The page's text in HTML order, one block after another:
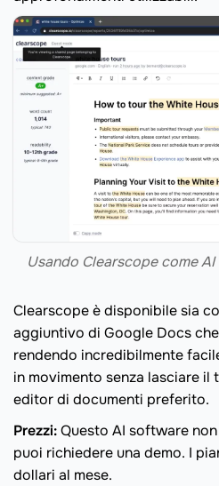
Usando Clearscope come
Clearscope è disponibile sia
aggiuntivo di Google Docs
rendendo incredibilmente
in movimento senza lasciare il
editor di documenti preferito.
Prezzi:Questo AI software
puoi richiedere una demo. I
dollari al mese.